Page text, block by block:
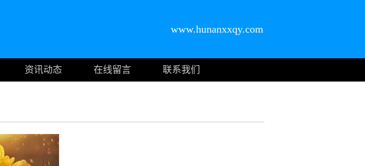
www.hunanxxqy.com
资讯动态 在线留言
联系我们